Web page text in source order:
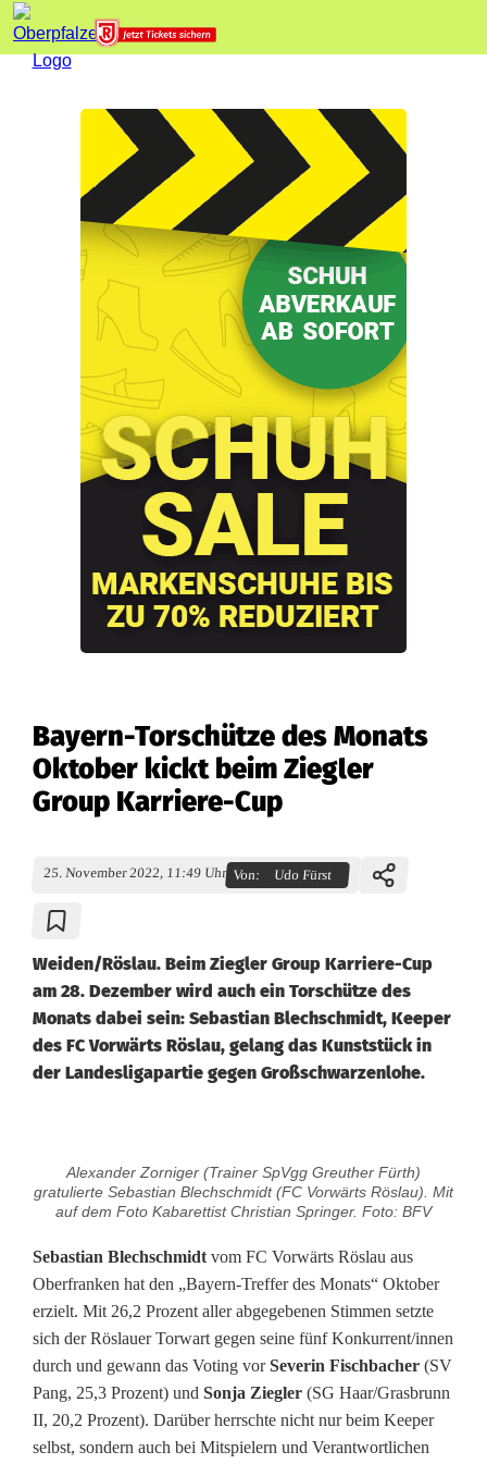
Bayern-Torschütze des Monats
Oktober kickt beim Ziegler
Group Karriere-Cup
25. November 2022, 11:49 Uhr Von: Udo Fürst
Weiden/Röslau. Beim Ziegler Group Karriere-Cup
am 28. Dezember wird auch ein Torschütze des
Monats dabei sein: Sebastian Blechschmidt, Keeper
des FC Vorwärts Röslau, gelang das Kunststück in
der Landesligapartie gegen Großschwarzenlohe.
a
e
r
n
-
T
Alexander Zorniger (Trainer SpVgg Greuther Fürth)
gratulierte Sebastian Blechschmidt (FC Vorwärts Röslau). Mit
auf dem Foto Kabarettist Christian Springer. Foto: BFV
Sebastian Blechschmidt vom FC Vorwärts Röslau aus
Oberfranken hat den „Bayern-Treffer des Monats“ Oktober
erzielt. Mit 26,2 Prozent aller abgegebenen Stimmen setzte
sich der Röslauer Torwart gegen seine fünf Konkurrent/innen
durch und gewann das Voting vorSeverin Fischbacher (SV
Pang, 25,3 Prozent) und Sonja Ziegler (SG Haar/Grasbrunn
II, 20,2 Prozent). Darüber herrschte nicht nur beim Keeper
selbst, sondern auch bei Mitspielern und Verantwortlichen